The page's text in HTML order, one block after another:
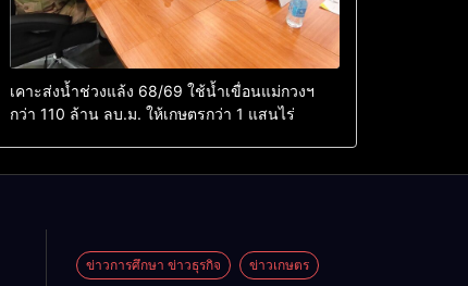
เคาะส่งน้ำช่วงแล้ง 68/69 ใช้น้ำเขื่อนแม่กวงฯ
กว่า 110 ล้าน ลบ.ม. ให้เกษตรกว่า 1 แสนไร่
ข่าวการศึกษา ข่าวธุรกิจ ข่าวเกษตร